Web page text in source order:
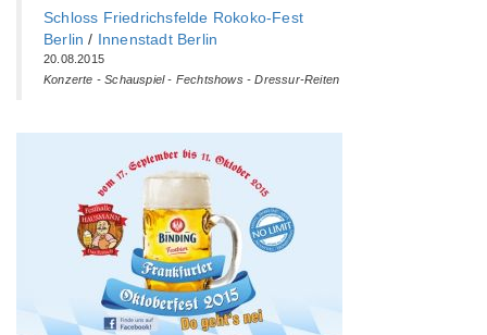
Schloss Friedrichsfelde Rokoko-Fest
Berlin / Innenstadt Berlin
20.08.2015
Konzerte - Schauspiel - Fechtshows - Dressur-Reiten